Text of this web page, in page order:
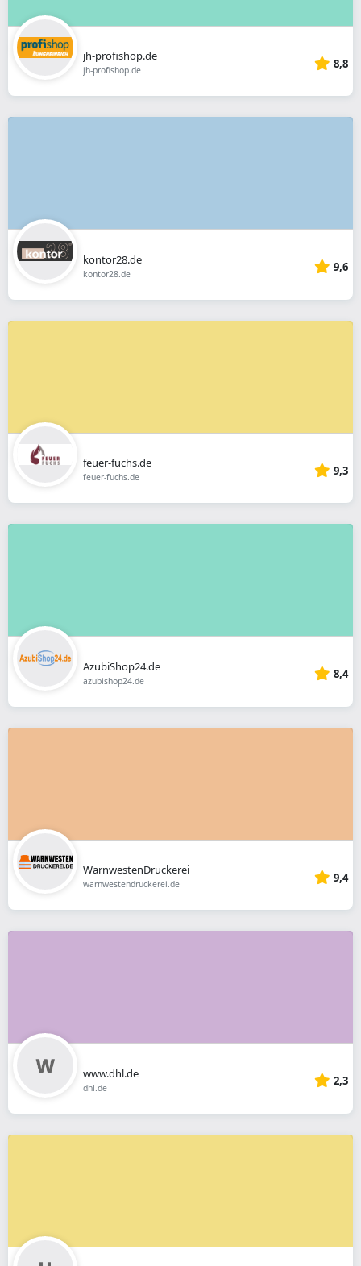
jh-profishop.de
jh-profishop.de 8,8
kontor28.de
kontor28.de 9,6
feuer-fuchs.de
feuer-fuchs.de 9,3
AzubiShop24.de
azubishop24.de 8,4
WarnwestenDruckerei
warnwestendruckerei.de 9,4
www.dhl.de
dhl.de 2,3